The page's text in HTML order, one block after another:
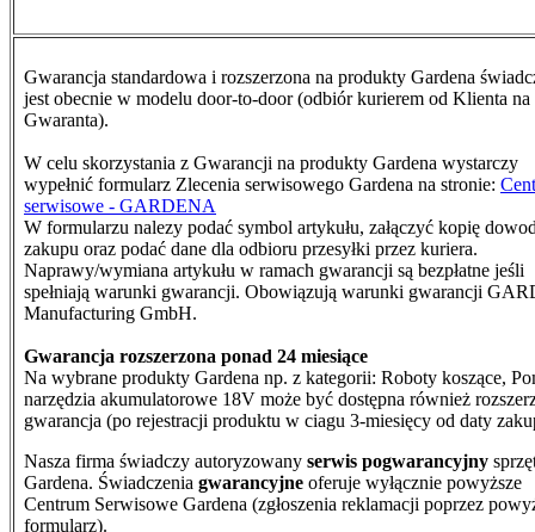
Gwarancja standardowa i rozszerzona na produkty Gardena
jest obecnie w modelu door-to-door (odbiór kurierem od Klienta na
Gwaranta).
W celu skorzystania z Gwarancji na produkty Gardena wystarczy
wypełnić formularz Zlecenia serwisowego Gardena na stronie:
serwisowe - GARDENA
W formularzu nalezy podać symbol artykułu, załączyć kopię
zakupu oraz podać dane dla odbioru przesyłki przez kuriera.
Naprawy/wymiana artykułu w ramach gwarancji są bezpłatne jeśli
spełniają warunki gwarancji. Obowiązują warunki gwarancji
Manufacturing GmbH.
Gwarancja rozszerzona ponad 24 miesiące
Na wybrane produkty Gardena np. z kategorii: Roboty koszące,
narzędzia akumulatorowe 18V może być dostępna również
gwarancja (po rejestracji produktu w ciagu 3-miesięcy od daty
Nasza firma świadczy autoryzowany serwis pogwarancyjny
Gardena. Świadczenia gwarancyjne oferuje wyłącznie powyższe
Centrum Serwisowe Gardena (zgłoszenia reklamacji poprzez
formularz).